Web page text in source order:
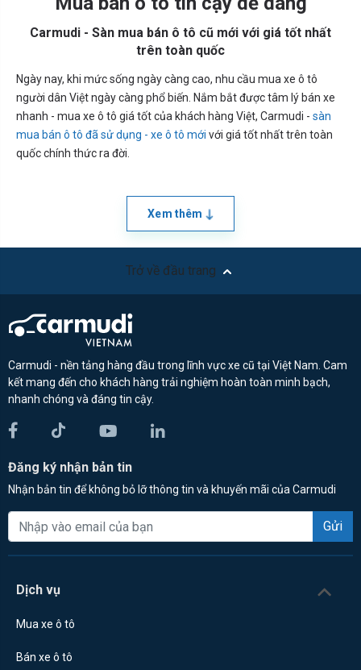
Carmudi - Sàn mua bán ô tô cũ mới với giá tốt nhất
trên toàn quốc
Ngày nay, khi mức sống ngày càng cao, nhu cầu mua xe ô tô
người dân Việt ngày càng phổ biến. Nắm bắt được tâm lý bán xe
nhanh - mua xe ô tô giá tốt của khách hàng Việt, Carmudi - sàn
mua bán ô tô đã sử dụng - xe ô tô mới với giá tốt nhất trên toàn
quốc chính thức ra đời.
Xem thêm
Trở về đầu trang
Carmudi - nền tảng hàng đầu trong lĩnh vực xe cũ tại Việt Nam. Cam
kết mang đến cho khách hàng trải nghiệm hoàn toàn minh bạch,
nhanh chóng và đáng tin cậy.
Đăng ký nhận bản tin
Nhận bản tin để không bỏ lỡ thông tin và khuyến mãi của Carmudi
Gửi
Dịch vụ
Mua xe ô tô
Bán xe ô tô